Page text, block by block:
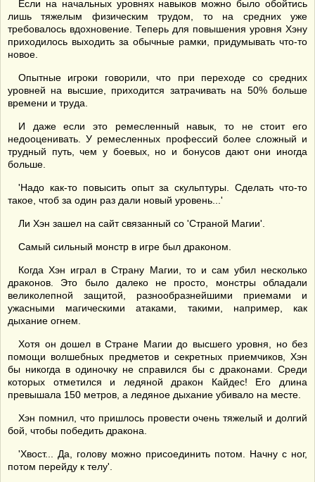
Если на начальных уровнях навыков можно было обойтись
лишь тяжелым физическим трудом, то на средних уже
требовалось вдохновение. Теперь для повышения уровня Хэну
приходилось выходить за обычные рамки, придумывать что-то
новое.
Опытные игроки говорили, что при переходе со средних
уровней на высшие, приходится затрачивать на 50% больше
времени и труда.
И даже если это ремесленный навык, то не стоит его
недооценивать. У ремесленных профессий более сложный и
трудный путь, чем у боевых, но и бонусов дают они иногда
больше.
'Надо как-то повысить опыт за скульптуры. Сделать что-то
такое, чтоб за один раз дали новый уровень...'
Ли Хэн зашел на сайт связанный со 'Страной Магии'.
Самый сильный монстр в игре был драконом.
Когда Хэн играл в Страну Магии, то и сам убил несколько
драконов. Это было далеко не просто, монстры обладали
великолепной защитой, разнообразнейшими приемами и
ужасными магическими атаками, такими, например, как
дыхание огнем.
Хотя он дошел в Стране Магии до высшего уровня, но без
помощи волшебных предметов и секретных приемчиков, Хэн
бы никогда в одиночку не справился бы с драконами. Среди
которых отметился и ледяной дракон Кайдес! Его длина
превышала 150 метров, а ледяное дыхание убивало на месте.
Хэн помнил, что пришлось провести очень тяжелый и долгий
бой, чтобы победить дракона.
'Хвост... Да, голову можно присоединить потом. Начну с ног,
потом перейду к телу'.